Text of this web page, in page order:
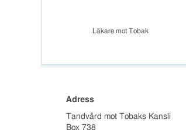
Läkare mot Tobak
Adress
Tandvård mot Tobaks Kansli
Box 738